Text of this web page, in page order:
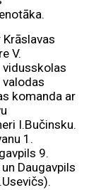
V.
vidusskolas
valodas
komanda ar
I.Bučinsku.
1.
9.
Daugavpils